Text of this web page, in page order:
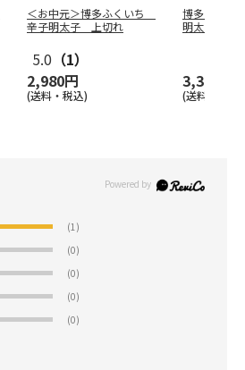
＜お中元＞博多ふくいち
辛子明太子 上切れ
5.0 （1）
2,980円
(送料・税込)
博多きよみ
明太子（切
3,380円
(送料・税込)
(1)
(0)
(0)
(0)
(0)